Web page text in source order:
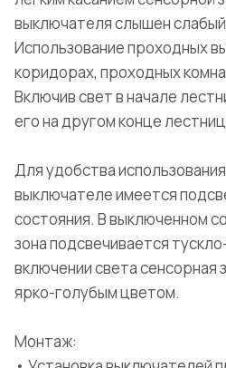
выключателя слышен
Использование проходных
коридорах, проходных
Включив свет в начале
его на другом конце
Для удобства
выключателе имеется
состояния. В выключенном
зона подсвечивается
включении света сенсорная
ярко-голубым цветом.
Монтаж: